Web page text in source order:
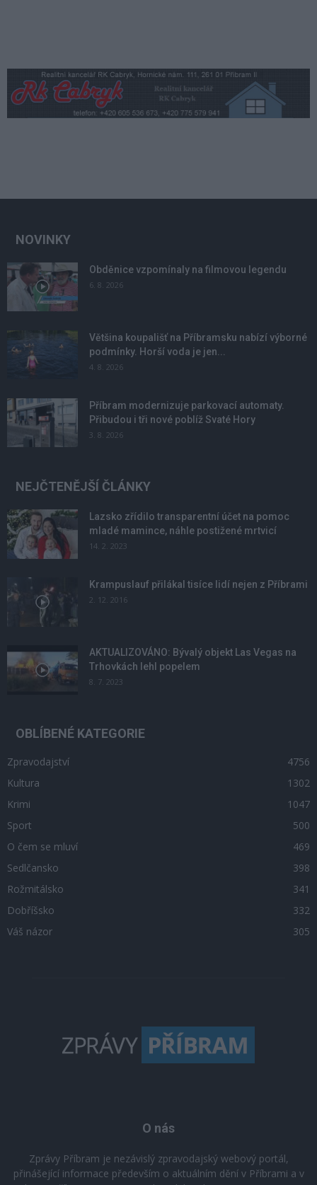
NOVINKY
Obděnice vzpomínaly na filmovou legendu
6. 8. 2026
Většina koupališť na Příbramsku nabízí výborné
podmínky. Horší voda je jen...
4. 8. 2026
Příbram modernizuje parkovací automaty.
Přibudou i tři nové poblíž Svaté Hory
3. 8. 2026
NEJČTENĚJŠÍ ČLÁNKY
Lazsko zřídilo transparentní účet na pomoc
mladé mamince, náhle postižené mrtvicí
14. 2. 2023
Krampuslauf přilákal tisíce lidí nejen z Příbrami
2. 12. 2016
AKTUALIZOVÁNO: Bývalý objekt Las Vegas na
Trhovkách lehl popelem
8. 7. 2023
OBLÍBENÉ KATEGORIE
Zpravodajství
4756
Kultura
1302
Krimi
1047
Sport
500
O čem se mluví
469
Sedlčansko
398
Rožmitálsko
341
Dobříšsko
332
Váš názor
305
O nás
Zprávy Příbram je nezávislý zpravodajský webový portál,
přinášející informace především o aktuálním dění v Příbrami a v